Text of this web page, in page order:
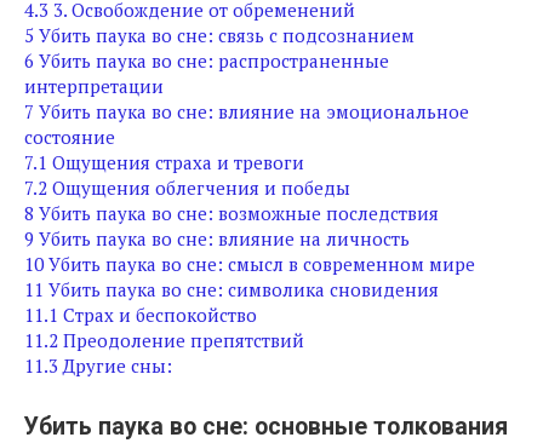
4.3 3. Освобождение от обременений
5 Убить паука во сне: связь с подсознанием
6 Убить паука во сне: распространенные
интерпретации
7 Убить паука во сне: влияние на эмоциональное
состояние
7.1 Ощущения страха и тревоги
7.2 Ощущения облегчения и победы
8 Убить паука во сне: возможные последствия
9 Убить паука во сне: влияние на личность
10 Убить паука во сне: смысл в современном мире
11 Убить паука во сне: символика сновидения
11.1 Страх и беспокойство
11.2 Преодоление препятствий
11.3 Другие сны:
Убить паука во сне: основные толкования